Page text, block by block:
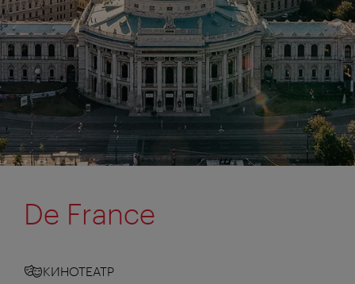
De France
КИНОТЕАТР